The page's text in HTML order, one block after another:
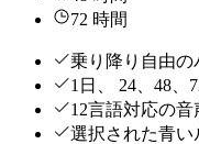
72 時間
乗り降り自由の
1日、 24、48、
12言語対応の音
選択された青い